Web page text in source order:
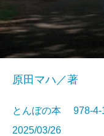
原田マハ／著
とんぼの本 978-
2025/03/26